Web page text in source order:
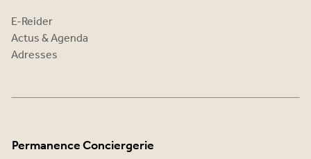
E-Reider
Actus & Agenda
Adresses
Permanence Conciergerie